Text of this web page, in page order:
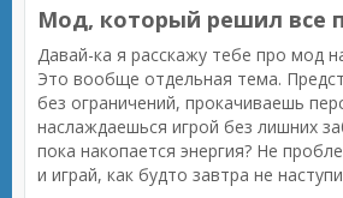
Мод, который решил все
Давай-ка я расскажу тебе про мод
Это вообще отдельная тема.
без ограничений, прокачиваешь
наслаждаешься игрой без лишних
пока накопается энергия? Не
и играй, как будто завтра не